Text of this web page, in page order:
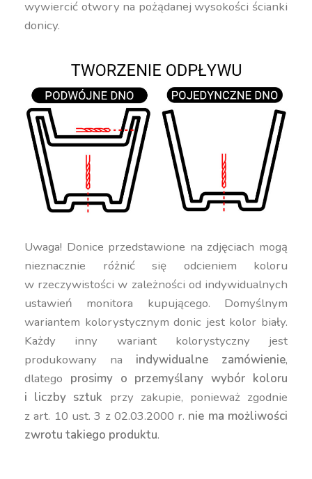
wywiercić otwory na pożądanej wysokości ścianki
donicy.
Uwaga! Donice przedstawione na zdjęciach mogą
nieznacznie różnić się odcieniem koloru
w rzeczywistości w zależności od indywidualnych
ustawień monitora kupującego. Domyślnym
wariantem kolorystycznym donic jest kolor biały.
Każdy inny wariant kolorystyczny jest
produkowany na indywidualne zamówienie,
dlatego prosimy o przemyślany wybór koloru
i liczby sztuk przy zakupie, ponieważ zgodnie
z art. 10 ust. 3 z 02.03.2000 r. nie ma możliwości
zwrotu takiego produktu.